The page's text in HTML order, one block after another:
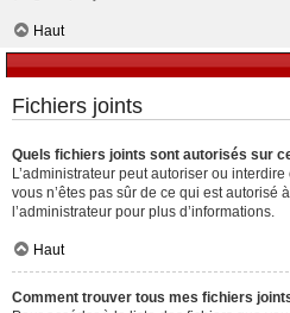
Haut
Fichiers joints
Quels fichiers joints sont autorisés sur
L’administrateur peut autoriser ou
vous n’êtes pas sûr de ce qui est autorisé
l’administrateur pour plus d’informations.
Haut
Comment trouver tous mes fichiers